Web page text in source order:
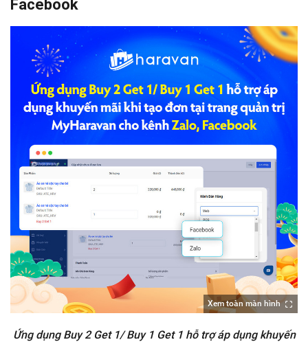
Facebook
Xem toàn màn hình
Ứng dụng Buy 2 Get 1/ Buy 1 Get 1 hỗ trợ áp dụng khuyến